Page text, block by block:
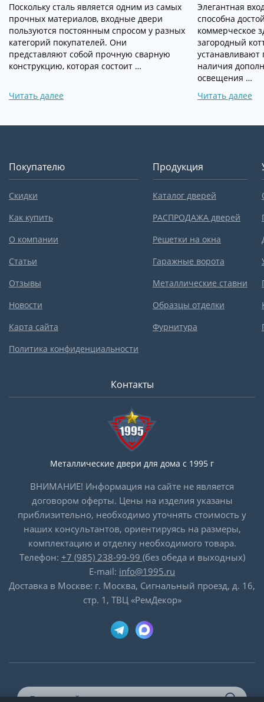
Поскольку сталь является одним из самых
прочных материалов, входные двери
пользуются постоянным спросом у разных
категорий покупателей. Они
представляют собой прочную сварную
конструкцию, которая состоит …
Читать далее
Элегантная
способна
коммерческое
загородный
устанавливают
наличия
освещения …
Читать далее
Покупателю
Скидки
Как купить
О компании
Статьи
Отзывы
Новости
Карта сайта
Политика конфиденциальности
Продукция
Каталог дверей
РАСПРОДАЖА дверей
Решетки на окна
Гаражные ворота
Металлические ставни
Образцы отделки
Фурнитура
Контакты
Металлические двери для дома с 1995 г
ВНИМАНИЕ! Информация на сайте не является
договором оферты. Цены на изделия указаны
приблизительно, необходимо уточнять стоимость у
наших консультантов, ориентируясь на размеры,
комплектацию и отделку необходимого товара.
Телефон: +7 (985) 238-99-99 (без обеда и выходных)
E-mail: info@1995.ru
Доставка в Москве: г. Москва, Сигнальный проезд, д. 16,
стр. 1, ТВЦ «РемДекор»